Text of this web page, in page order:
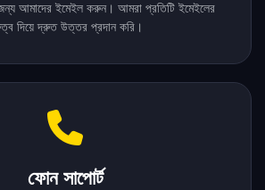
জন্য আমাদের ইমেইল করুন। আমরা প্রতিটি ইমেইলের
দিয়ে দ্রুত উত্তর প্রদান করি।
ফোন সাপোর্ট